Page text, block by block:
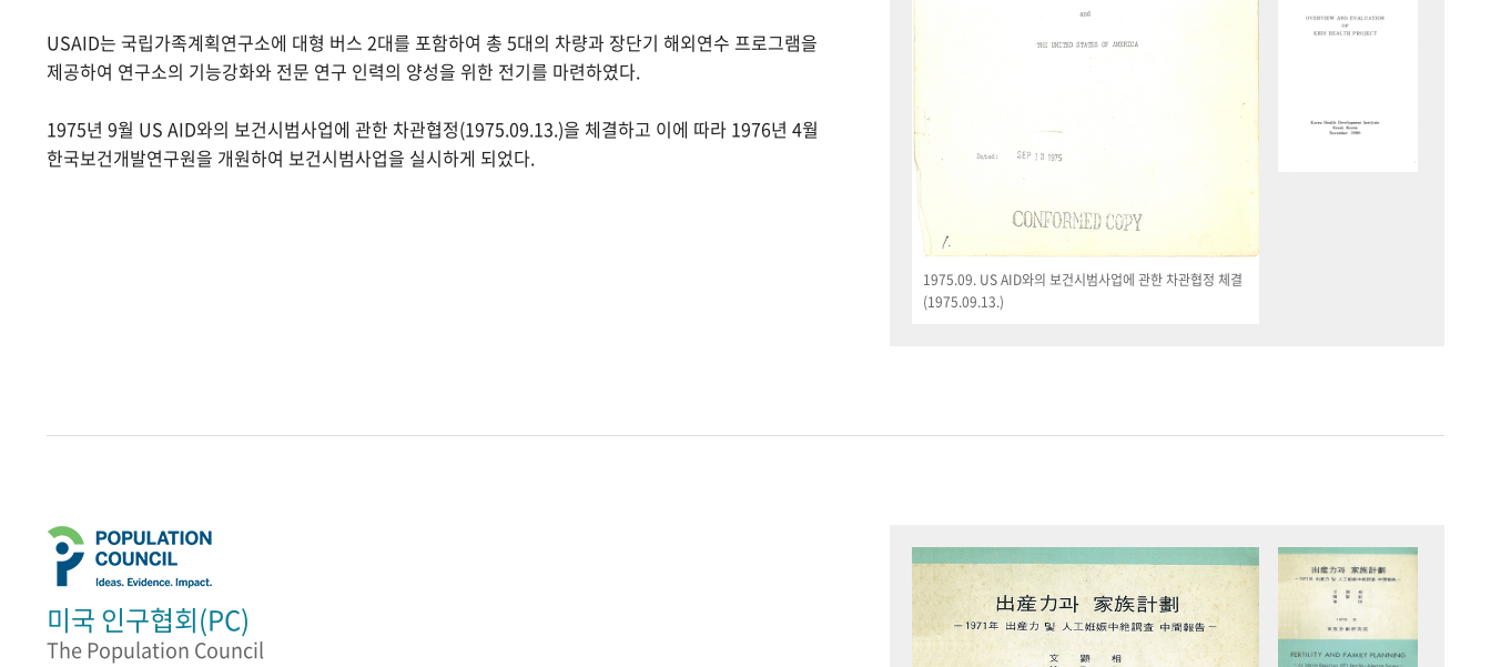
USAID는 국립가족계획연구소에 대형 버스 2대를 포함하여 총 5대의 차량과 장단기 해외연수 프로그램을
제공하여 연구소의 기능강화와 전문 연구 인력의 양성을 위한 전기를 마련하였다.
1975년 9월 US AID와의 보건시범사업에 관한 차관협정(1975.09.13.)을 체결하고 이에 따라 1976년 4월
한국보건개발연구원을 개원하여 보건시범사업을 실시하게 되었다.
1975.09. US AID와의 보건시범사업에 관한 차관협정 체결
(1975.09.13.)
미국 인구협회(PC)
The Population Council